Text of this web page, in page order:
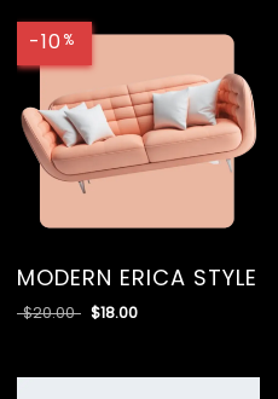
-10%
MODERN ERICA STYLE
$20.00 $18.00